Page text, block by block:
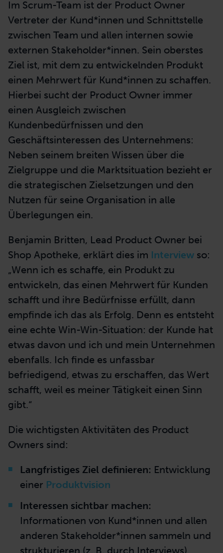
Product Owner: Rolle
und
Verantwortlichkeiten
Im Scrum-Team ist der Product Owner
Vertreter der Kund*innen und Schnittstelle
zwischen Team und allen internen sowie
externen Stakeholder*innen.Sein oberstes
Ziel ist, mit dem zu entwickelnden Produkt
einen Mehrwert für Kund*innen zu schaffen.
Hierbei sucht der Product Owner immer
einen Ausgleich zwischen
Geschäftsinteressen des Unternehmens:
Neben seinem breiten Wissen über die
Zielgruppe und die Marktsituation bezieht er
die strategischen Zielsetzungen und den
Nutzen für seine Organisation in alle
Überlegungen ein.
Benjamin Britten, Lead Product Owner bei
Shop Apotheke, erklärt dies imInterview
„Wenn ich es schaffe, ein Produkt zu
entwickeln, das einen Mehrwert für Kunden
schafft und ihre Bedürfnisse erfüllt, dann
eine echte Win-Win-Situation: der Kunde hat
etwas davon und ich und mein Unternehmen
befriedigend, etwas zu erschaffen, das Wert
schafft, weil es meiner Tätigkeit einen Sinn
gibt.“
Die wichtigsten Aktivitäten des Product
Owners sind: